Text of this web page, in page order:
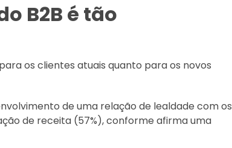
B2B é tão
os clientes atuais quanto para os novos
de uma relação de lealdade com os
de receita (57%), conforme afirma uma